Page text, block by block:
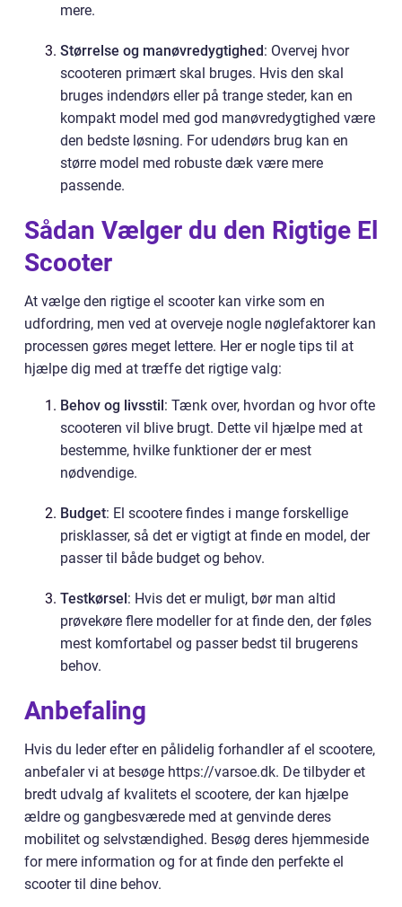
mere.
Størrelse og manøvredygtighed: Overvej hvor
scooteren primært skal bruges. Hvis den skal
bruges indendørs eller på trange steder, kan en
kompakt model med god manøvredygtighed være
den bedste løsning. For udendørs brug kan en
større model med robuste dæk være mere
passende.
Sådan Vælger du den Rigtige El
Scooter
At vælge den rigtige el scooter kan virke som en
udfordring, men ved at overveje nogle nøglefaktorer kan
processen gøres meget lettere. Her er nogle tips til at
hjælpe dig med at træffe det rigtige valg:
Behov og livsstil : Tænk over, hvordan og hvor ofte
scooteren vil blive brugt. Dette vil hjælpe med at
bestemme, hvilke funktioner der er mest
nødvendige.
Budget: El scootere findes i mange forskellige
prisklasser, så det er vigtigt at finde en model, der
passer til både budget og behov.
Testkørsel : Hvis det er muligt, bør man altid
prøvekøre flere modeller for at finde den, der føles
mest komfortabel og passer bedst til brugerens
behov.
Anbefaling
Hvis du leder efter en pålidelig forhandler af el scootere,
anbefaler vi at besøge https://varsoe.dk. De tilbyder et
bredt udvalg af kvalitets el scootere, der kan hjælpe
ældre og gangbesværede med at genvinde deres
mobilitet og selvstændighed. Besøg deres hjemmeside
for mere information og for at finde den perfekte el
scooter til dine behov.